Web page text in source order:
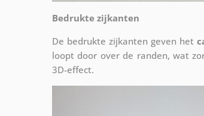
Bedrukte zijkanten
De bedrukte zijkanten geven het
loopt door over de randen, wat
3D-effect.